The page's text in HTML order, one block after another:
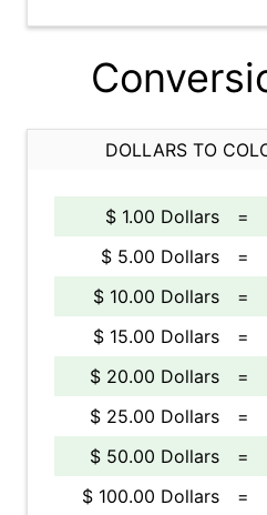
DOLLARS TO
$ 1.00 Dollars =
$ 5.00 Dollars
=
$ 10.00 Dollars
=
$ 15.00 Dollars
=
$ 20.00 Dollars
=
$ 25.00 Dollars
=
$ 50.00 Dollars
=
$ 100.00 Dollars
=